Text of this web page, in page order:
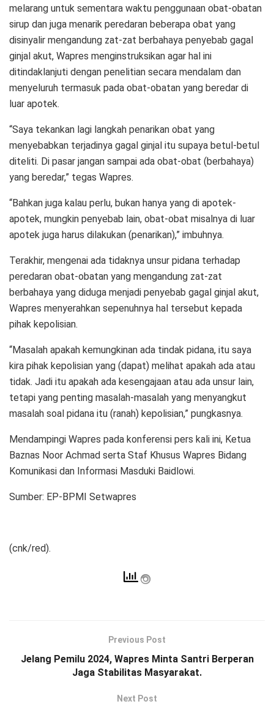
melarang untuk sementara waktu penggunaan obat-obatan
sirup dan juga menarik peredaran beberapa obat yang
disinyalir mengandung zat-zat berbahaya penyebab gagal
ginjal akut, Wapres menginstruksikan agar hal ini
ditindaklanjuti dengan penelitian secara mendalam dan
menyeluruh termasuk pada obat-obatan yang beredar di
luar apotek.
“Saya tekankan lagi langkah penarikan obat yang
menyebabkan terjadinya gagal ginjal itu supaya betul-betul
diteliti. Di pasar jangan sampai ada obat-obat (berbahaya)
yang beredar,” tegas Wapres.
“Bahkan juga kalau perlu, bukan hanya yang di apotek-
apotek, mungkin penyebab lain, obat-obat misalnya di luar
apotek juga harus dilakukan (penarikan),” imbuhnya.
Terakhir, mengenai ada tidaknya unsur pidana terhadap
peredaran obat-obatan yang mengandung zat-zat
berbahaya yang diduga menjadi penyebab gagal ginjal akut,
Wapres menyerahkan sepenuhnya hal tersebut kepada
pihak kepolisian.
“Masalah apakah kemungkinan ada tindak pidana, itu saya
kira pihak kepolisian yang (dapat) melihat apakah ada atau
tidak. Jadi itu apakah ada kesengajaan atau ada unsur lain,
tetapi yang penting masalah-masalah yang menyangkut
masalah soal pidana itu (ranah) kepolisian,” pungkasnya.
Mendampingi Wapres pada konferensi pers kali ini, Ketua
Baznas Noor Achmad serta Staf Khusus Wapres Bidang
Komunikasi dan Informasi Masduki Baidlowi.
Sumber: EP-BPMI Setwapres
(cnk/red).
Previous Post
Jelang Pemilu 2024, Wapres Minta Santri Berperan
Jaga Stabilitas Masyarakat.
Next Post